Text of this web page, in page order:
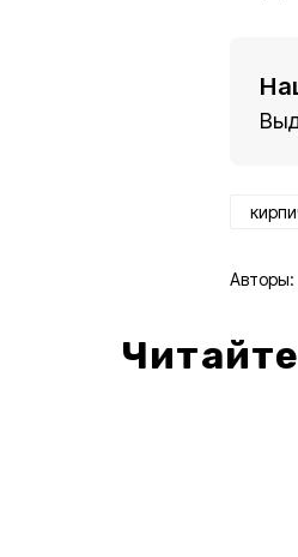
Авторы: